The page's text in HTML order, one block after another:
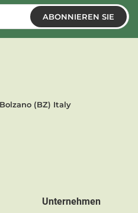
ABONNIEREN SIE
(BZ) Italy
Unternehmen